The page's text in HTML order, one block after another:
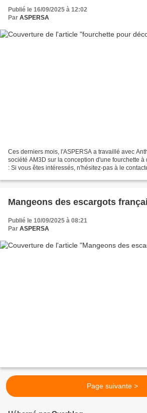
Publié le 16/09/2025 à 12:02
Par ASPERSA
Ces derniers mois, l'ASPERSA a travaillé avec
société AM3D sur la conception d'une fourchette
: Si vous êtes intéressés, n'hésitez-pas à le
Mangeons des escargots
Publié le 10/09/2025 à 08:21
Par ASPERSA
Page suivante >